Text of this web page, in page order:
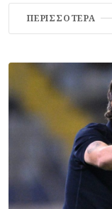
ΠΕΡΙΣΣΌΤΕΡΑ